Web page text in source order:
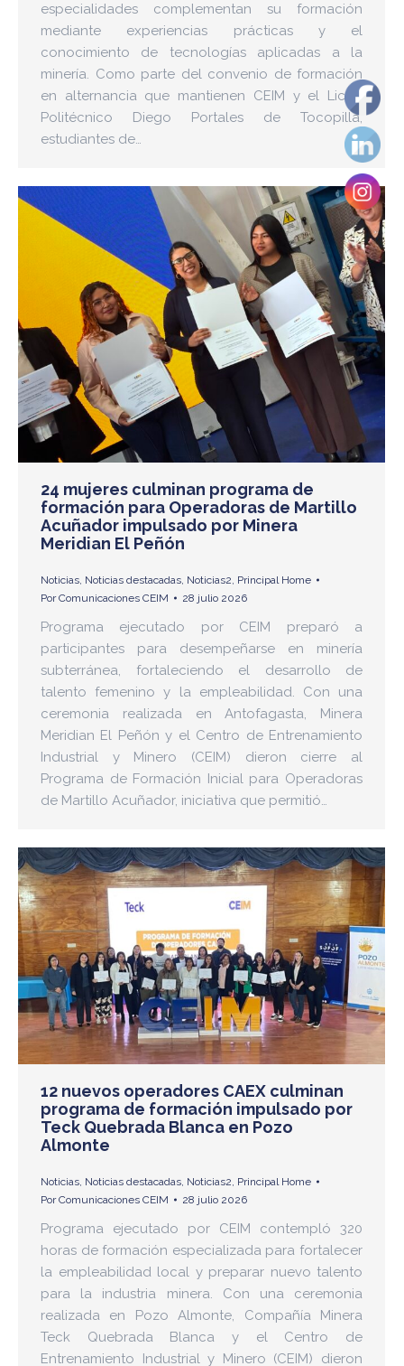
especialidades complementan su formación
mediante experiencias prácticas y el
conocimiento de tecnologías aplicadas a la
minería. Como parte del convenio de formación
en alternancia que mantienen CEIM y el Liceo
Politécnico Diego Portales de Tocopilla,
estudiantes de…
24 mujeres culminan programa de
formación para Operadoras de Martillo
Acuñador impulsado por Minera
Meridian El Peñón
Noticias Noticias destacadas Noticias2 Principal Home
PorComunicaciones CEIM 28 julio 2026
Programa ejecutado por CEIM preparó a
participantes para desempeñarse en minería
subterránea, fortaleciendo el desarrollo de
talento femenino y la empleabilidad. Con una
ceremonia realizada en Antofagasta, Minera
Meridian El Peñón y el Centro de Entrenamiento
Industrial y Minero (CEIM) dieron cierre al
Programa de Formación Inicial para Operadoras
de Martillo Acuñador, iniciativa que permitió…
12 nuevos operadores CAEX culminan
programa de formación impulsado por
Teck Quebrada Blanca en Pozo
Almonte
Noticias, Noticias destacadas, Noticias2, Principal Home
PorComunicaciones CEIM 28 julio 2026
Programa ejecutado por CEIM contempló 320
horas de formación especializada para fortalecer
la empleabilidad local y preparar nuevo talento
para la industria minera. Con una ceremonia
realizada en Pozo Almonte, Compañía Minera
Teck Quebrada Blanca y el Centro de
Entrenamiento Industrial y Minero (CEIM) dieron